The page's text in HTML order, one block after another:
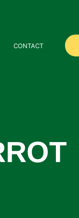
CONTACT